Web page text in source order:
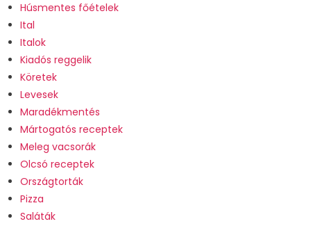
Húsmentes főételek
Ital
Italok
Kiadós reggelik
Köretek
Levesek
Maradékmentés
Mártogatós receptek
Meleg vacsorák
Olcsó receptek
Országtorták
Pizza
Saláták